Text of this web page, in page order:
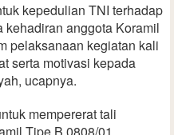
kepedulian TNI terhadap
kehadiran anggota Koramil
pelaksanaan kegiatan kali
serta motivasi kepada
ucapnya.
mempererat tali